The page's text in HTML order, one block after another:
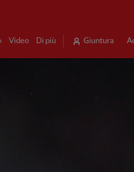
Video Di più Giuntura